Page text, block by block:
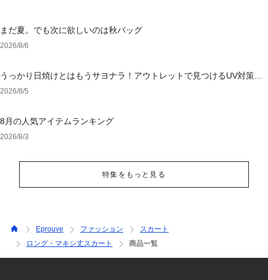
まだ夏。でも次に欲しいのは秋バッグ
2026/8/6
うっかり日焼けとはもうサヨナラ！アウトレットで見つけるUV対策ウ
ェア
2026/8/5
8月の人気アイテムランキング
2026/8/3
特集をもっと見る
Eprouve ファッション
スカート
ロング・マキシ丈スカート
商品一覧